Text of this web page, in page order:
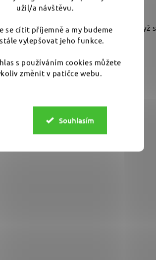
užil/a návštěvu.
se cítit příjemně a my budeme
vylepšovat jeho funkce.
s používáním cookies můžete
změnit v patičce webu.
Souhlasím
30.10.2025
Bonjour, Fictech! 🇫🇷 Když
française. Některé zn...